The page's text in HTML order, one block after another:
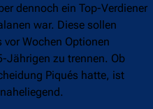
dennoch ein Top-Verdiener
war. Diese sollen
Wochen Optionen
Jährigen zu trennen. Ob
Piqués hatte, ist